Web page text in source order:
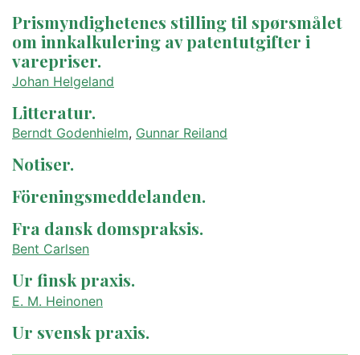
Prismyndighetenes stilling til spørsmålet
om innkalkulering av patentutgifter i
varepriser.
Johan Helgeland
Litteratur.
Berndt Godenhielm, Gunnar Reiland
Notiser.
Föreningsmeddelanden.
Fra dansk domspraksis.
Bent Carlsen
Ur finsk praxis.
E. M. Heinonen
Ur svensk praxis.